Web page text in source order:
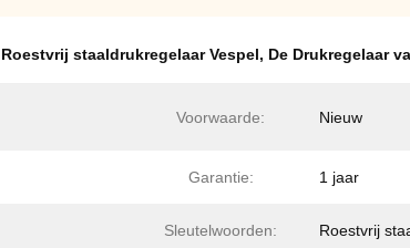
Roestvrij staaldrukregelaar Vespel, De Drukregelaar
Voorwaarde: Nieuw
Garantie: 1 jaar
Sleutelwoorden: Roestvrij